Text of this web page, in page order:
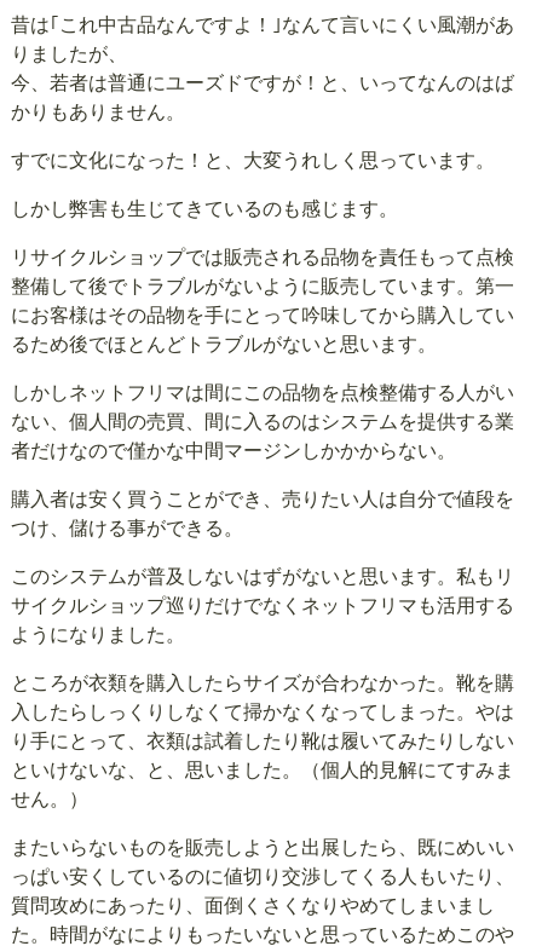
昔は｢これ中古品なんですよ！｣なんて言いにくい風潮があ
りましたが、
今、若者は普通にユーズドですが！と、いってなんのはば
かりもありません。
すでに文化になった！と、大変うれしく思っています。
しかし弊害も生じてきているのも感じます。
リサイクルショップでは販売される品物を責任もって点検
整備して後でトラブルがないように販売しています。第一
にお客様はその品物を手にとって吟味してから購入してい
るため後でほとんどトラブルがないと思います。
しかしネットフリマは間にこの品物を点検整備する人がい
ない、個人間の売買、間に入るのはシステムを提供する業
者だけなので僅かな中間マージンしかかからない。
購入者は安く買うことができ、売りたい人は自分で値段を
つけ、儲ける事ができる。
このシステムが普及しないはずがないと思います。私もリ
サイクルショップ巡りだけでなくネットフリマも活用する
ようになりました。
ところが衣類を購入したらサイズが合わなかった。靴を購
入したらしっくりしなくて掃かなくなってしまった。やは
り手にとって、衣類は試着したり靴は履いてみたりしない
といけないな、と、思いました。（個人的見解にてすみま
せん。）
またいらないものを販売しようと出展したら、既にめいい
っぱい安くしているのに値切り交渉してくる人もいたり、
質問攻めにあったり、面倒くさくなりやめてしまいまし
た。時間がなによりもったいないと思っているためこのや